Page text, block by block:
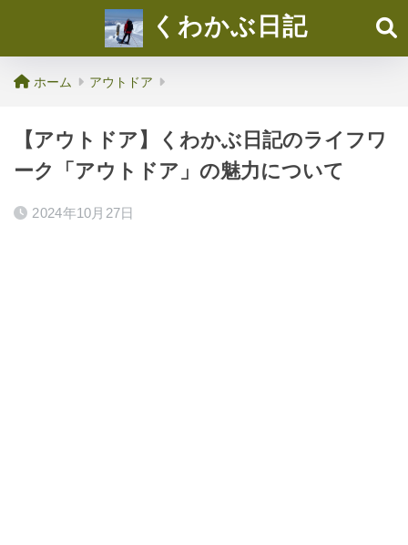
くわかぶ日記
ホーム アウトドア
【アウトドア】くわかぶ日記のライフワ
ーク「アウトドア」の魅力について
2024年10月27日